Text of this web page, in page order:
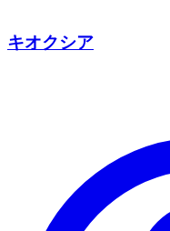
キオクシア